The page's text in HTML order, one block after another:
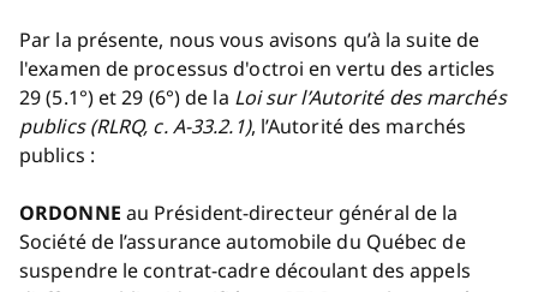
Par la présente, nous vous avisons qu’à la suite de
l'examen de processus d'octroi en vertu des articles
29 (5.1°) et 29 (6°) de la Loi sur l’Autorité des marchés
publics (RLRQ, c. A-33.2.1), l’Autorité des marchés
publics :
ORDONNE au Président-directeur général de la
Société de l’assurance automobile du Québec de
suspendre le contrat-cadre découlant des appels